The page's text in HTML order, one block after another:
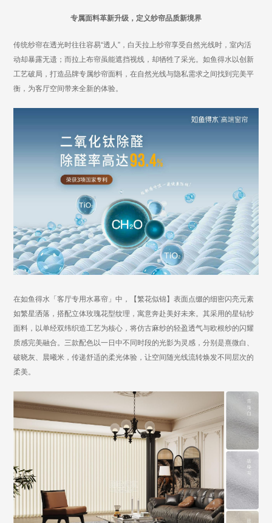
专属面料革新升级，定义纱帘品质新境界
传统纱帘在透光时往往容易“透人”， 白天拉上纱帘享受自然光线时，室内活
动却暴露无遗；而拉上布帘虽能遮挡视线，却牺牲了采光。如鱼得水以创新
工艺破局，打造品牌专属纱帘面料，在自然光线与隐私需求之间找到完美平
衡，为客厅空间带来全新的体验。
在如鱼得水「客厅专用水幕帘」中，【繁花似锦】表面点缀的细密闪亮元素
如繁星洒落，搭配立体玫瑰花型纹理，寓意奔赴美好未来。其采用的星钻纱
面料， 以单经双纬织造工艺为核心 ，将仿古麻纱的轻盈透气与欧根纱的闪耀
质感完美融合。三款配色以一日中不同时段的光影为灵感，分别是熹微白、
破晓灰、晨曦米，传递舒适的柔光体验，让空间随光线流转焕发不同层次的
柔美。